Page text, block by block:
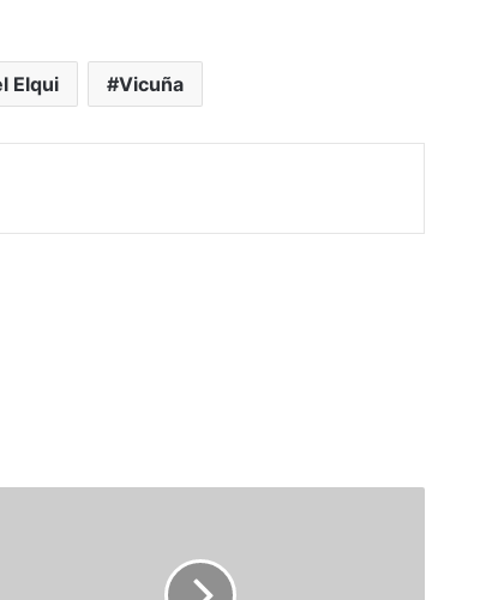
Elqui Vicuña